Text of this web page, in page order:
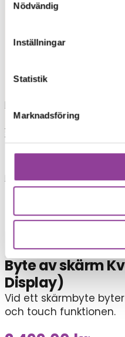
Nödvändig
Inställningar
Statistik
Marknadsföring
iphon
iphone 13
skrivare
Load More
Varukorg
Reparationer
Mobiltelefoner>Sony>Sony
Byte av skärm
Display)
Vid ett skärmbyte
och touch funktionen.